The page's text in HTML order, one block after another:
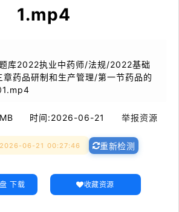
1.mp4
库2022执业中药师/法规/2022基础
药品研制和生产管理/第一节药品的
时间:2026-06-21 举报资源
2026-06-21 00:27:46 重新检测
下载 收藏资源